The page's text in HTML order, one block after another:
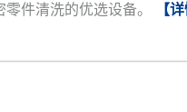
零件清洗的优选设备。
【